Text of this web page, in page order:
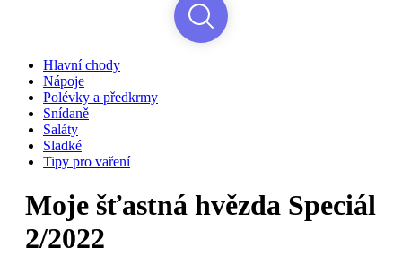
Hlavní chody
Nápoje
Polévky a předkrmy
Snídaně
Saláty
Sladké
Tipy pro vaření
Moje šťastná hvězda Speciál
2/2022